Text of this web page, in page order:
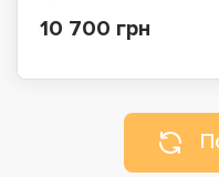
10 700 грн